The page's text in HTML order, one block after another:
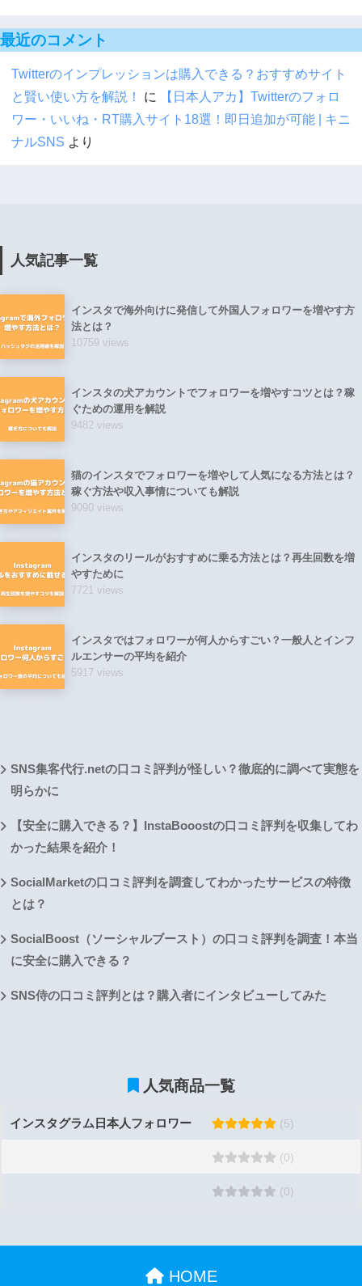
最近のコメント
Twitterのインプレッションは購入できる？おすすめサイト
と賢い使い方を解説！
に
【日本人アカ】Twitterのフォロ
ワー・いいね・RT購入サイト18選！即日追加が可能 | キニ
ナルSNS より
人気記事一覧
インスタで海外向けに発信して外国人フォロワーを増やす方
法とは？
10759 views
インスタの犬アカウントでフォロワーを増やすコツとは？稼
ぐための運用を解説
9482 views
猫のインスタでフォロワーを増やして人気になる方法とは？
稼ぐ方法や収入事情についても解説
9090 views
インスタのリールがおすすめに乗る方法とは？再生回数を増
やすために
7721 views
インスタではフォロワーが何人からすごい？一般人とインフ
ルエンサーの平均を紹介
5917 views
SNS集客代行.netの口コミ評判が怪しい？徹底的に調べて実態を
明らかに
【安全に購入できる？】InstaBooostの口コミ評判を収集してわ
かった結果を紹介！
SocialMarketの口コミ評判を調査してわかったサービスの特徴
とは？
SocialBoost（ソーシャルブースト）の口コミ評判を調査！本当
に安全に購入できる？
SNS侍の口コミ評判とは？購入者にインタビューしてみた
人気商品一覧
インスタグラム日本人フォロワー (5)
(0)
(0)
HOME